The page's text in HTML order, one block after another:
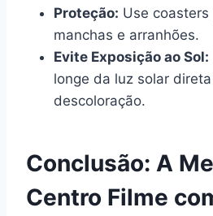
Proteção: Use
manchas e arranhões.
Evite Exposição ao Sol:
longe da luz solar
descoloração.
Conclusão: A
Centro Filme